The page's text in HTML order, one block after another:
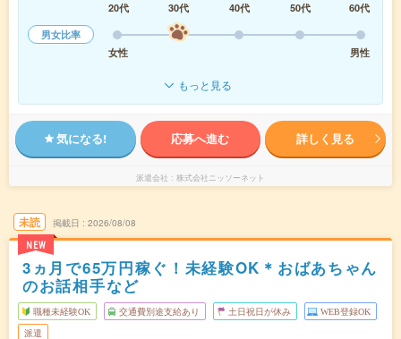
20代
30代 40代 50代
60代
男女比率
女性
男性
もっと見る
気になる! 応募へ進む 詳しく見る
派遣会社 株式会社ニッソーネット
未読
NEW
掲載日 2026/08/08
3ヵ月で65万円稼ぐ！未経験OK＊おばあちゃん
のお話相手など
職種未経験OK 交通費別途支給あり 土日祝日が休み WEB登録OK
派遣